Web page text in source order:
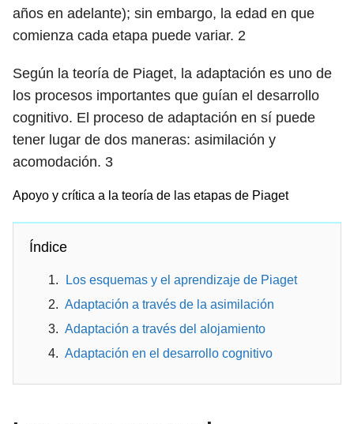
años en adelante); sin embargo, la edad en que
comienza cada etapa puede variar. 2
Según la teoría de Piaget, la adaptación es uno de
los procesos importantes que guían el desarrollo
cognitivo. El proceso de adaptación en sí puede
tener lugar de dos maneras: asimilación y
acomodación. 3
Apoyo y crítica a la teoría de las etapas de Piaget
Índice
Los esquemas y el aprendizaje de Piaget
Adaptación a través de la asimilación
Adaptación a través del alojamiento
Adaptación en el desarrollo cognitivo